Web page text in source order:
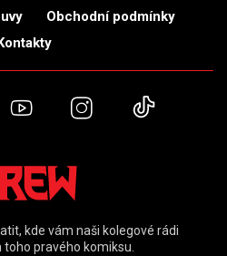
Obchodní podmínky
YouTubeInstagram
kde vám naši kolegové rádi
pravého komiksu.